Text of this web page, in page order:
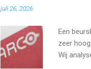
juli 26, 2026
Een
zeer
Wij